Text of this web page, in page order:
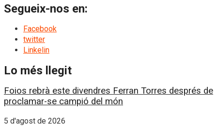
Segueix-nos en:
Facebook
twitter
Linkelin
Lo més llegit
Foios rebrà este divendres Ferran Torres després de
proclamar-se campió del món
5 d'agost de 2026